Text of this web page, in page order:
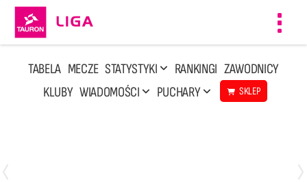
TABELA MECZE STATYSTYKI RANKINGI ZAWODNICY
KLUBY WIADOMOŚCI PUCHARY SKLEP